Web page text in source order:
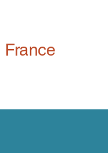
France